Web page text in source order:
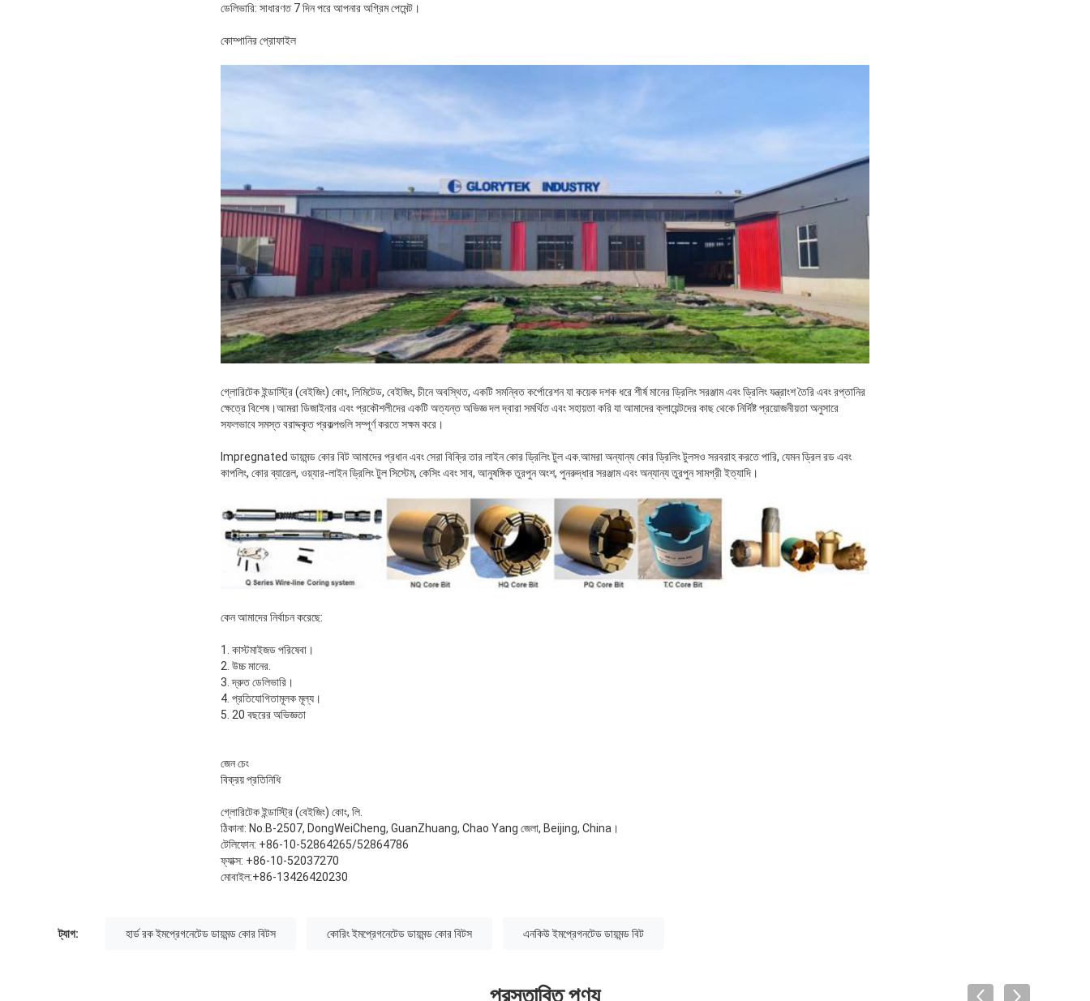
ডেলিভারি: সাধারণত 7 দিন পরে আপনার অগ্রিম পেমেন্ট।
কোম্পানির প্রোফাইল
গ্লোরিটেক ইন্ডাস্ট্রি (বেইজিং) কোং, লিমিটেড, বেইজিং, চীনে অবস্থিত, একটি সমন্বিত কর্পোরেশন যা কয়েক দশক ধরে শীর্ষ মানের ড্রিলিং সরঞ্জাম এবং ড্রিলিং যন্ত্রাংশ তৈরি এবং রপ্তানির
ক্ষেত্রে বিশেষ।আমরা ডিজাইনার এবং প্রকৌশলীদের একটি অত্যন্ত অভিজ্ঞ দল দ্বারা সমর্থিত এবং সহায়তা করি যা আমাদের ক্লায়েন্টদের কাছ থেকে নির্দিষ্ট প্রয়োজনীয়তা অনুসারে
সফলভাবে সমস্ত বরাদ্দকৃত প্রকল্পগুলি সম্পূর্ণ করতে সক্ষম করে।
Impregnated ডায়মন্ড কোর বিট আমাদের প্রধান এবং সেরা বিক্রি তার লাইন কোর ড্রিলিং টুল এক.আমরা অন্যান্য কোর ড্রিলিং টুলসও সরবরাহ করতে পারি, যেমন ড্রিল রড এবং
কাপলিং, কোর ব্যারেল, ওয়্যার-লাইন ড্রিলিং টুল সিস্টেম, কেসিং এবং সাব, আনুষঙ্গিক তুরপুন অংশ, পুনরুদ্ধার সরঞ্জাম এবং অন্যান্য তুরপুন সামগ্রী ইত্যাদি।
কেন আমাদের নির্বাচন করেছে:
1. কাস্টমাইজড পরিষেবা।
2. উচ্চ মানের.
3. দ্রুত ডেলিভারি।
4. প্রতিযোগিতামূলক মূল্য।
5. 20 বছরের অভিজ্ঞতা
জেন চেং
বিক্রয় প্রতিনিধি
গ্লোরিটেক ইন্ডাস্ট্রি (বেইজিং) কোং, লি.
ঠিকানা: No.B-2507, DongWeiCheng, GuanZhuang, Chao Yang জেলা, Beijing, China।
টেলিফোন: +86-10-52864265/52864786
ফ্যাক্স: +86-10-52037270
মোবাইল:+86-13426420230
ট্যাগ: হার্ড রক ইমপ্রেগনেটেড ডায়মন্ড কোর বিটস কোরিং ইমপ্রেগনেটেড ডায়মন্ড কোর বিটস এনকিউ ইমপ্রেগনটেড ডায়মন্ড বিট